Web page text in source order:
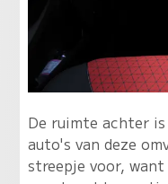
De ruimte achter
auto's van deze
streepje voor,